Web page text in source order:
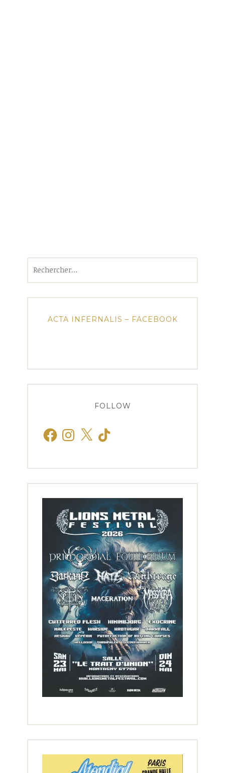
ACTA INFERNALIS – FACEBOOK
FOLLOW
FacebookInstagram
X TikTok